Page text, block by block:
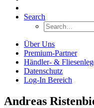
Search
Über Uns
Premium-Partner
Händler- &
Datenschutz
Log-In Bereich
Andreas